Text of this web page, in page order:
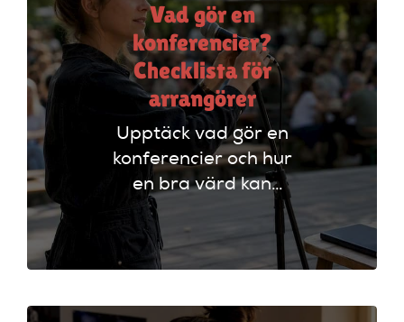
Vad gör en
konferencier?
Checklista för
arrangörer
Upptäck vad gör en
konferencier och hur
en bra värd kan
lyfta ditt event. Följ
vår checklista för
att säkerställa en
arrangemang!